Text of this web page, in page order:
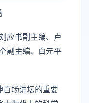
应书副主编、卢
副主编、白元平
百场讲坛的重要